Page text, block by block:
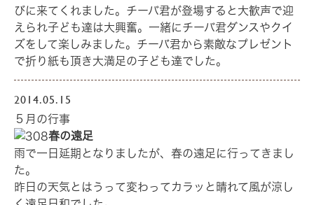
びに来てくれました。チーバ君が登場すると大歓声で迎
えられ子ども達は大興奮。一緒にチーバ君ダンスやクイ
ズをして楽しみました。チーバ君から素敵なプレゼント
で折り紙も頂き大満足の子ども達でした。
2014.05.15
５月の行事
春の遠足
雨で一日延期となりましたが、春の遠足に行ってきまし
た。
昨日の天気とはうって変わってカラッと晴れて風が涼し